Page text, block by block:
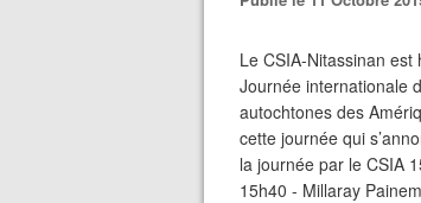
Le CSIA-Nitassinan
Journée internationale
autochtones des
cette journée qui
la journée par le CSIA
15h40 - Millaray